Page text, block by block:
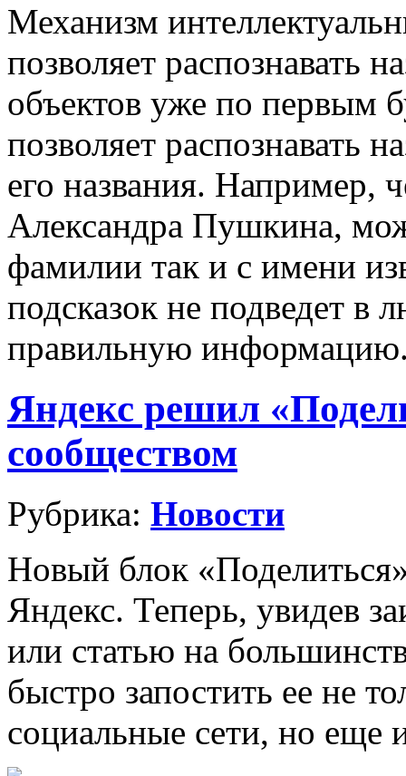
Механизм
позволяет распознавать
объектов уже по первым
позволяет распознавать
его названия. Например,
Александра Пушкина,
фамилии так и с имени
подсказок не подведет в
правильную
Яндекс решил
сообществом
Рубрика: Новости
Новый блок
Яндекс. Теперь, увидев
или статью на
быстро запостить ее не
социальные сети, но еще